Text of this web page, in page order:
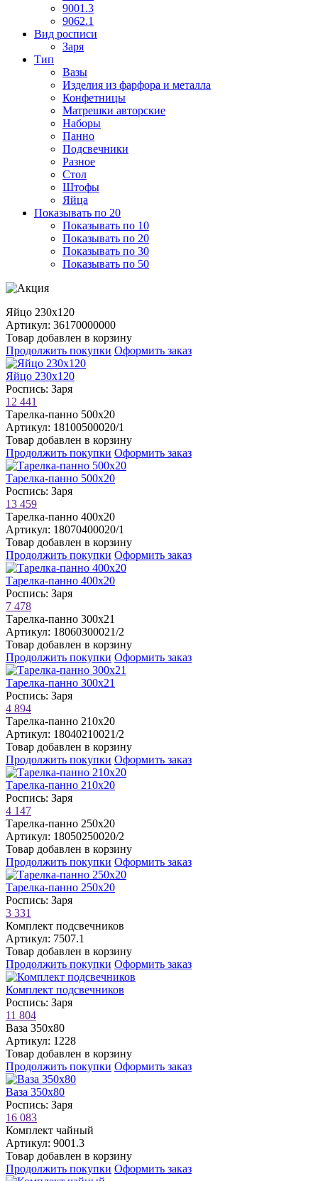
9001.3
9062.1
Вид росписи
Заря
Тип
Вазы
Изделия из фарфора и металла
Конфетницы
Матрешки авторские
Наборы
Панно
Подсвечники
Разное
Стол
Штофы
Яйца
Показывать по 20
Показывать по 10
Показывать по 20
Показывать по 30
Показывать по 50
Яйцо 230х120
Артикул: 36170000000
Товар добавлен в корзину
Продолжить покупки Оформить заказ
Яйцо 230х120
Роспись: Заря
12 441
Тарелка-панно 500х20
Артикул: 18100500020/1
Товар добавлен в корзину
Продолжить покупки Оформить заказ
Тарелка-панно 500х20
Роспись: Заря
13 459
Тарелка-панно 400х20
Артикул: 18070400020/1
Товар добавлен в корзину
Продолжить покупки Оформить заказ
Тарелка-панно 400х20
Роспись: Заря
7 478
Тарелка-панно 300х21
Артикул: 18060300021/2
Товар добавлен в корзину
Продолжить покупки Оформить заказ
Тарелка-панно 300х21
Роспись: Заря
4 894
Тарелка-панно 210х20
Артикул: 18040210021/2
Товар добавлен в корзину
Продолжить покупки Оформить заказ
Тарелка-панно 210х20
Роспись: Заря
4 147
Тарелка-панно 250х20
Артикул: 18050250020/2
Товар добавлен в корзину
Продолжить покупки Оформить заказ
Тарелка-панно 250х20
Роспись: Заря
3 331
Комплект подсвечников
Артикул: 7507.1
Товар добавлен в корзину
Продолжить покупки Оформить заказ
Комплект подсвечников
Роспись: Заря
11 804
Ваза 350х80
Артикул: 1228
Товар добавлен в корзину
Продолжить покупки Оформить заказ
Ваза 350х80
Роспись: Заря
16 083
Комплект чайный
Артикул: 9001.3
Товар добавлен в корзину
Продолжить покупки Оформить заказ